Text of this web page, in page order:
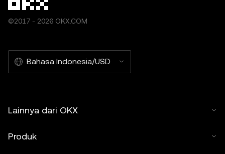
©2017 - 2026 OKX.COM
Bahasa Indonesia/USD
Lainnya dari OKX
Produk